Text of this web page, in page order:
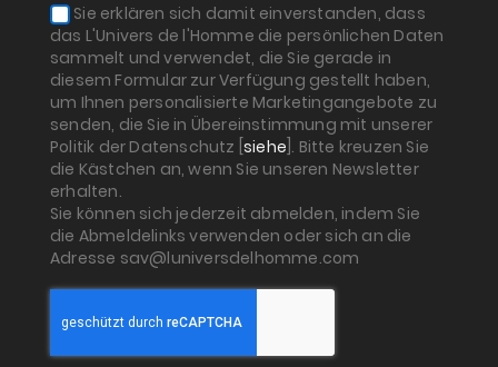
Sie erklären sich damit einverstanden, dass
das L'Univers de l'Homme die persönlichen Daten
sammelt und verwendet, die Sie gerade in
diesem Formular zur Verfügung gestellt haben,
um Ihnen personalisierte Marketingangebote zu
senden, die Sie in Übereinstimmung mit unserer
Politik der Datenschutz [ siehe ]. Bitte kreuzen Sie
die Kästchen an, wenn Sie unseren Newsletter
erhalten.
Sie können sich jederzeit abmelden, indem Sie
die Abmeldelinks verwenden oder sich an die
Adresse sav@luniversdelhomme.com